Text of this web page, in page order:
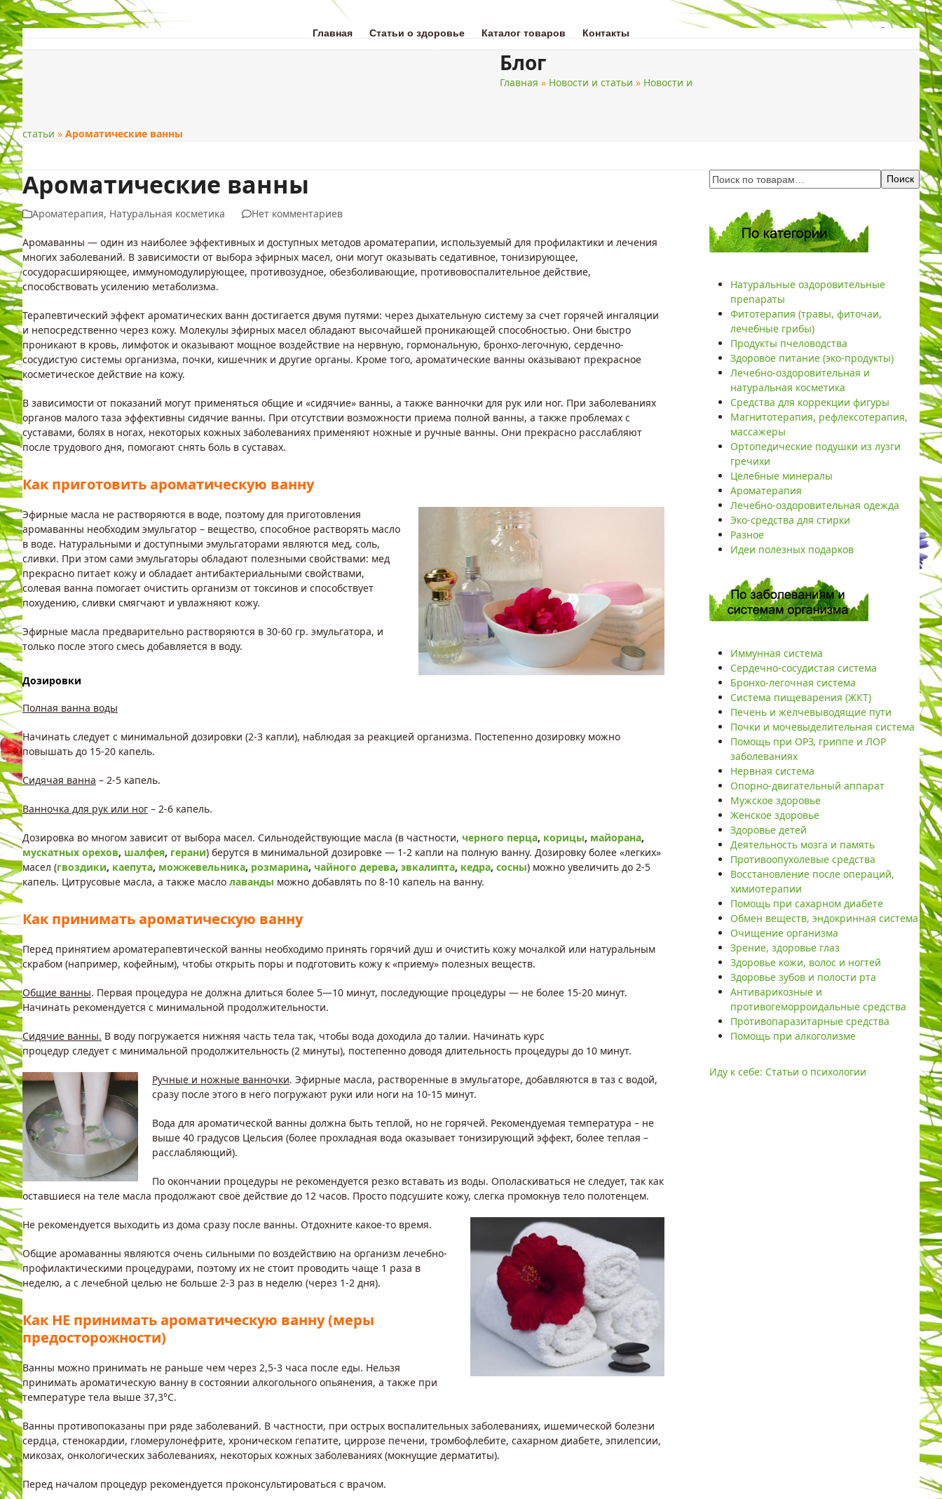
Skip
to
content
Главная Статьи о здоровье Каталог товаров Контакты
Блог
Главная » Новости и статьи » Новости и
статьи » Ароматические ванны
Ароматические ванны
Ароматерапия, Натуральная косметика Нет комментариев
Аромаванны — один из наиболее эффективных и доступных методов ароматерапии, используемый для профилактики и лечения
многих заболеваний. В зависимости от выбора эфирных масел, они могут оказывать седативное, тонизирующее,
сосудорасширяющее, иммуномодулирующее, противозудное, обезболивающие, противовоспалительное действие,
способствовать усилению метаболизма.
Терапевтический эффект ароматических ванн достигается двумя путями: через дыхательную систему за счет горячей ингаляции
и непосредственно через кожу. Молекулы эфирных масел обладают высочайшей проникающей способностью. Они быстро
проникают в кровь, лимфоток и оказывают мощное воздействие на нервную, гормональную, бронхо-легочную, сердечно-
сосудистую системы организма, почки, кишечник и другие органы. Кроме того, ароматические ванны оказывают прекрасное
косметическое действие на кожу.
В зависимости от показаний могут применяться общие и «сидячие» ванны, а также ванночки для рук или ног. При заболеваниях
органов малого таза эффективны сидячие ванны. При отсутствии возможности приема полной ванны, а также проблемах с
суставами, болях в ногах, некоторых кожных заболеваниях применяют ножные и ручные ванны. Они прекрасно расслабляют
после трудового дня, помогают снять боль в суставах.
Как приготовить ароматическую ванну
Эфирные масла не растворяются в воде, поэтому для приготовления
аромаванны необходим эмульгатор – вещество, способное растворять масло
в воде. Натуральными и доступными эмульгаторами являются мед, соль,
сливки. При этом сами эмульгаторы обладают полезными свойствами: мед
прекрасно питает кожу и обладает антибактериальными свойствами,
солевая ванна помогает очистить организм от токсинов и способствует
похудению, сливки смягчают и увлажняют кожу.
Эфирные масла предварительно растворяются в 30-60 гр. эмульгатора, и
только после этого смесь добавляется в воду.
Дозировки
Полная ванна воды
Начинать следует с минимальной дозировки (2-3 капли), наблюдая за реакцией организма. Постепенно дозировку можно
повышать до 15-20 капель.
Сидячая ванна – 2-5 капель.
Ванночка для рук или ног – 2-6 капель.
Дозировка во многом зависит от выбора масел. Сильнодействующие масла (в частности, черного перца, корицы, майорана,
мускатных орехов, шалфея, герани) берутся в минимальной дозировке — 1-2 капли на полную ванну. Дозировку более «легких»
масел (гвоздики, каепута, можжевельника, розмарина, чайного дерева, эвкалипта, кедра, сосны) можно увеличить до 2-5
капель. Цитрусовые масла, а также масло лаванды можно добавлять по 8-10 капель на ванну.
Как принимать ароматическую ванну
Перед принятием ароматерапевтической ванны необходимо принять горячий душ и очистить кожу мочалкой или натуральным
скрабом (например, кофейным), чтобы открыть поры и подготовить кожу к «приему» полезных веществ.
Общие ванны. Первая процедура не должна длиться более 5—10 минут, последующие процедуры — не более 15-20 минут.
Начинать рекомендуется с минимальной продолжительности.
Сидячие ванны. В воду погружается нижняя часть тела так, чтобы вода доходила до талии. Начинать курс
процедур следует с минимальной продолжительность (2 минуты), постепенно доводя длительность процедуры до 10 минут.
Ручные и ножные ванночки. Эфирные масла, растворенные в эмульгаторе, добавляются в таз с водой,
сразу после этого в него погружают руки или ноги на 10-15 минут.
Вода для ароматической ванны должна быть теплой, но не горячей. Рекомендуемая температура – не
выше 40 градусов Цельсия (более прохладная вода оказывает тонизирующий эффект, более теплая –
расслабляющий).
По окончании процедуры не рекомендуется резко вставать из воды. Ополаскиваться не следует, так как
оставшиеся на теле масла продолжают своё действие до 12 часов. Просто подсушите кожу, слегка промокнув тело полотенцем.
Не рекомендуется выходить из дома сразу после ванны. Отдохните какое-то время.
Общие аромаванны являются очень сильными по воздействию на организм лечебно-
профилактическими процедурами, поэтому их не стоит проводить чаще 1 раза в
неделю, а с лечебной целью не больше 2-3 раз в неделю (через 1-2 дня).
Как НЕ принимать ароматическую ванну (меры
предосторожности)
Ванны можно принимать не раньше чем через 2,5-3 часа после еды. Нельзя
принимать ароматическую ванну в состоянии алкогольного опьянения, а также при
температуре тела выше 37,3°С.
Ванны противопоказаны при ряде заболеваний. В частности, при острых воспалительных заболеваниях, ишемической болезни
сердца, стенокардии, гломерулонефрите, хроническом гепатите, циррозе печени, тромбофлебите, сахарном диабете, эпилепсии,
микозах, онкологических заболеваниях, некоторых кожных заболеваниях (мокнущие дерматиты).
Перед началом процедур рекомендуется проконсультироваться с врачом.
Поиск
Натуральные оздоровительные
препараты
Фитотерапия (травы, фиточаи,
лечебные грибы)
Продукты пчеловодства
Здоровое питание (эко-продукты)
Лечебно-оздоровительная и
натуральная косметика
Средства для коррекции фигуры
Магнитотерапия, рефлексотерапия,
массажеры
Ортопедические подушки из лузги
гречихи
Целебные минералы
Ароматерапия
Лечебно-оздоровительная одежда
Эко-средства для стирки
Разное
Идеи полезных подарков
Иммунная система
Сердечно-сосудистая система
Бронхо-легочная система
Система пищеварения (ЖКТ)
Печень и желчевыводящие пути
Почки и мочевыделительная система
Помощь при ОРЗ, гриппе и ЛОР
заболеваниях
Нервная система
Опорно-двигательный аппарат
Мужское здоровье
Женское здоровье
Здоровье детей
Деятельность мозга и память
Противоопухолевые средства
Восстановление после операций,
химиотерапии
Помощь при сахарном диабете
Обмен веществ, эндокринная система
Очищение организма
Зрение, здоровье глаз
Здоровье кожи, волос и ногтей
Здоровье зубов и полости рта
Антиварикозные и
противогеморроидальные средства
Противопаразитарные средства
Помощь при алкоголизме
Иду к себе: Статьи о психологии